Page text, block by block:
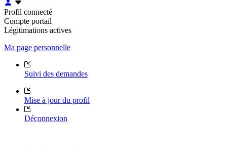
Profil connecté
Compte portail
Légitimations actives
Ma page personnelle
Suivi des demandes
Mise à jour du profil
Déconnexion